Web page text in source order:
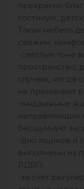
прекрасно
гостиную,
Такая мебель
свежим,
-светлые тона
пространство,
случаях, когда
не проникают
-выдвижные
направляющих
бесшумную
-дно ящиков и
выполнены из
ЛДВП;
-за счёт